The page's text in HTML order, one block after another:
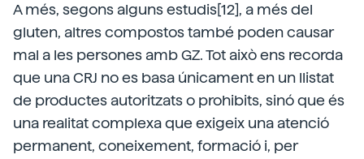
A més, segons alguns estudis[12], a més del
gluten, altres compostos també poden causar
mal a les persones amb GZ. Tot això ens recorda
que una CRJ no es basa únicament en un llistat
de productes autoritzats o prohibits, sinó que és
una realitat complexa que exigeix una atenció
permanent, coneixement, formació i, per